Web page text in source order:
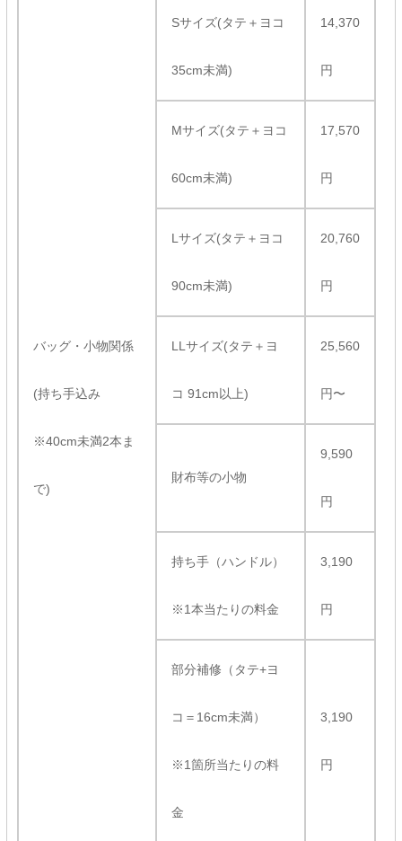
バッグ・小物関係
(持ち手込み
※40cm未満2本ま
で)
Sサイズ(タテ＋ヨコ
35cm未満)
14,370
円
Mサイズ(タテ＋ヨコ
60cm未満)
17,570
円
Lサイズ(タテ＋ヨコ
90cm未満)
20,760
円
LLサイズ(タテ＋ヨ
コ 91cm以上)
25,560
円〜
財布等の小物
9,590
円
持ち手（ハンドル）
※1本当たりの料金
3,190
円
部分補修（タテ+ヨ
コ＝16cm未満）
※1箇所当たりの料
金
3,190
円